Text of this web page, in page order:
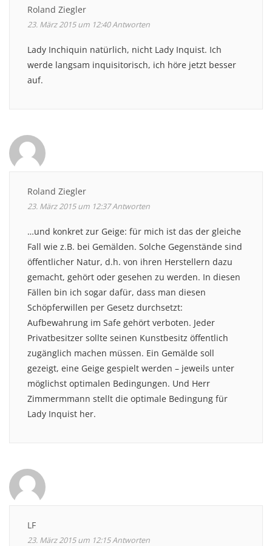
Roland Ziegler
23. März 2015 um 12:40Antworten
Lady Inchiquin natürlich, nicht Lady Inquist. Ich
werde langsam inquisitorisch, ich höre jetzt besser
auf.
Roland Ziegler
23. März 2015 um 12:37Antworten
…und konkret zur Geige: für mich ist das der gleiche
Fall wie z.B. bei Gemälden. Solche Gegenstände sind
öffentlicher Natur, d.h. von ihren Herstellern dazu
gemacht, gehört oder gesehen zu werden. In diesen
Fällen bin ich sogar dafür, dass man diesen
Schöpferwillen per Gesetz durchsetzt:
Aufbewahrung im Safe gehört verboten. Jeder
Privatbesitzer sollte seinen Kunstbesitz öffentlich
zugänglich machen müssen. Ein Gemälde soll
gezeigt, eine Geige gespielt werden – jeweils unter
möglichst optimalen Bedingungen. Und Herr
Zimmermmann stellt die optimale Bedingung für
Lady Inquist her.
LF
23. März 2015 um 12:15Antworten